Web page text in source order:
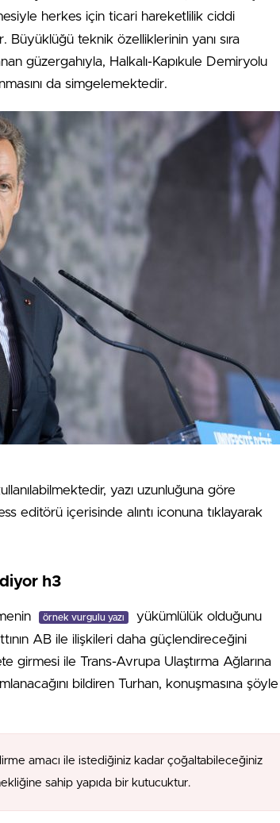
herkes için ticari hareketlilik ciddi
Büyüklüğü teknik özelliklerinin yanı sıra
güzergahıyla, Halkalı-Kapıkule Demiryolu
da simgelemektedir.
yazı uzunluğuna göre
editörü içerisinde alıntı iconuna tıklayarak
h3
örnek vurgulu yazı
yükümlülük olduğunu
AB ile ilişkileri daha güçlendireceğini
girmesi ile Trans-Avrupa Ulaştırma Ağlarına
bildiren Turhan, konuşmasına şöyle
amacı ile istediğiniz kadar çoğaltabileceğiniz
sahip yapıda bir kutucuktur.